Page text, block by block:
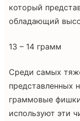
который
обладающий
13 – 14 грамм
Среди самых
представленных
граммовые
используют эти